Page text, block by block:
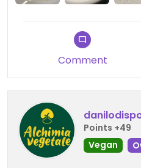
Comment
Points +49
Vegan